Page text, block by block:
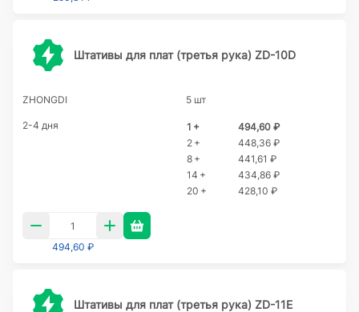
Штативы для плат (третья рука) ZD-10D
ZHONGDI 5 шт
2-4 дня 1 +
494,60 ₽
2 +
448,36 ₽
8 +
441,61 ₽
14 +
434,86 ₽
20 +
428,10 ₽
494,60 ₽
Штативы для плат (третья рука) ZD-11E